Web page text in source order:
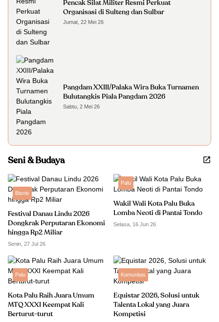
Pencak Silat Militer Resmi Perkuat
Organisasi di Sulteng dan Sulbar
Jumat, 22 Mei 26
Pangdam XXIII/Palaka Wira Buka Turnamen
Bulutangkis Piala Pangdam 2026
Sabtu, 2 Mei 26
Seni & Budaya
Bisnis
Festival Danau Lindu 2026
Dongkrak Perputaran Ekonomi
hingga Rp2 Miliar
Senin, 27 Jul 26
Palu
Wakil Wali Kota Palu Buka
Lomba Neoti di Pantai Tondo
Selasa, 16 Jun 26
Palu
Kota Palu Raih Juara Umum
MTQ XXXI Keempat Kali
Berturut-turut
Komunitas
Equistar 2026, Solusi untuk
Talenta Lokal yang Juara
Kompetisi